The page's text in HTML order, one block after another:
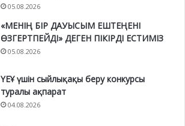
05.08.2026
«МЕНІҢ БІР ДАУЫСЫМ ЕШТЕҢЕНІ
ӨЗГЕРТПЕЙДІ» ДЕГЕН ПІКІРДІ ЕСТИМІЗ
05.08.2026
ҮЕҰ үшін сыйлықақы беру конкурсы
туралы ақпарат
04.08.2026